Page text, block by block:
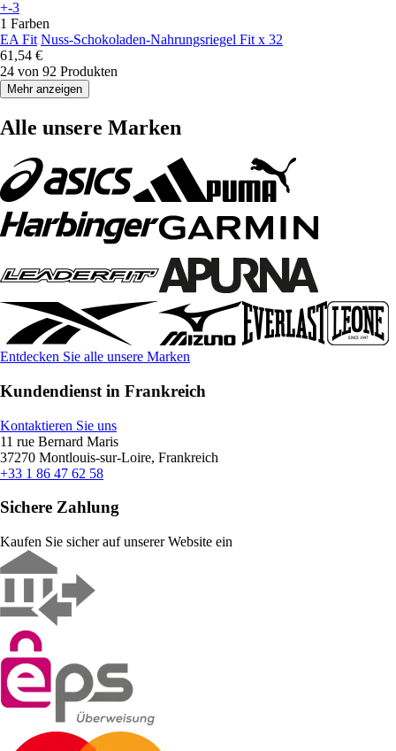
+-3
1 Farben
EA Fit Nuss-Schokoladen-Nahrungsriegel Fit x 32
61,54 €
24 von 92 Produkten
Mehr anzeigen
Alle unsere Marken
Entdecken Sie alle unsere Marken
Kundendienst in Frankreich
Kontaktieren Sie uns
11 rue Bernard Maris
37270 Montlouis-sur-Loire, Frankreich
+33 1 86 47 62 58
Sichere Zahlung
Kaufen Sie sicher auf unserer Website ein